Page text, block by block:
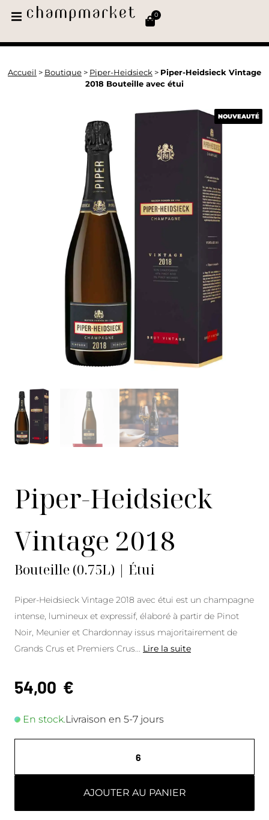
0
Accueil > Boutique > Piper-Heidsieck > Piper-Heidsieck Vintage
2018 Bouteille avec étui
NOUVEAUTÉ
Piper-Heidsieck
Vintage 2018
Bouteille (0.75L) | Étui
Piper-Heidsieck Vintage 2018 avec étui est un champagne
intense, lumineux et expressif, élaboré à partir de Pinot
Noir, Meunier et Chardonnay issus majoritairement de
Grands Crus et Premiers Crus
Lire la suite
54,00 €
En stock.Livraison en 5-7 jours
AJOUTER AU PANIER